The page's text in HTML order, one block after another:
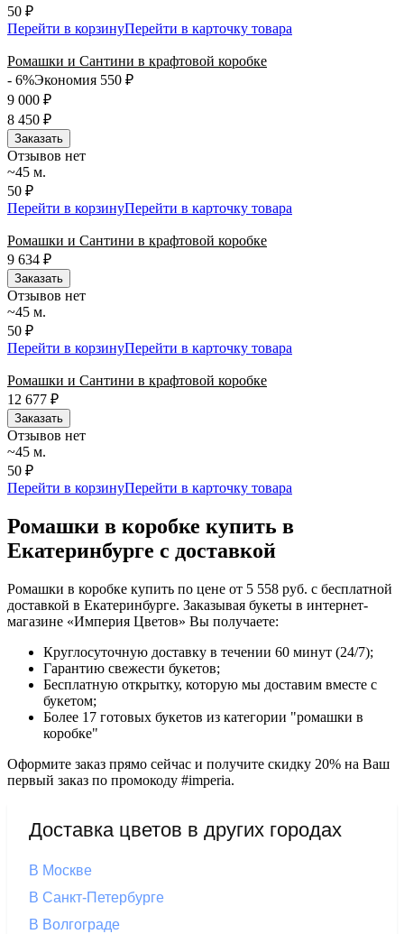
50 ₽
Перейти в корзинуПерейти в карточку товара
Ромашки и Сантини в крафтовой коробке
- 6%Экономия 550 ₽
9 000 ₽
8 450 ₽
Заказать
Отзывов нет
~45 м.
50 ₽
Перейти в корзинуПерейти в карточку товара
Ромашки и Сантини в крафтовой коробке
9 634 ₽
Заказать
Отзывов нет
~45 м.
50 ₽
Перейти в корзинуПерейти в карточку товара
Ромашки и Сантини в крафтовой коробке
12 677 ₽
Заказать
Отзывов нет
~45 м.
50 ₽
Перейти в корзинуПерейти в карточку товара
Ромашки в коробке купить в
Екатеринбурге с доставкой
Ромашки в коробке купить по цене от 5 558 руб. с бесплатной
доставкой в Екатеринбурге. Заказывая букеты в интернет-
магазине «Империя Цветов» Вы получаете:
Круглосуточную доставку в течении 60 минут (24/7);
Гарантию свежести букетов;
Бесплатную открытку, которую мы доставим вместе с
букетом;
Более 17 готовых букетов из категории "ромашки в
коробке"
Оформите заказ прямо сейчас и получите скидку 20% на Ваш
первый заказ по промокоду #imperia.
Доставка цветов в других городах
В Москве
В Санкт-Петербурге
В Волгограде